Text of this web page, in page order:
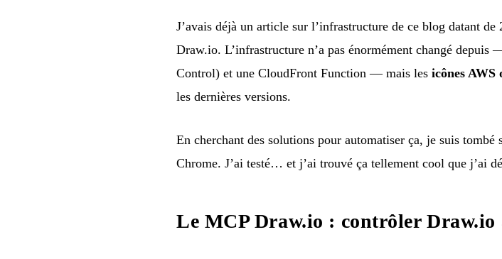
J’avais déjà un article sur l’infrastructure de ce blog datant de
Draw.io. L’infrastructure n’a pas énormément changé
Control) et une CloudFront Function — mais les icônes AWS
les dernières versions.
En cherchant des solutions pour automatiser ça, je suis tombé
Chrome. J’ai testé… et j’ai trouvé ça tellement cool que j’ai
Le MCP Draw.io : contrôler Draw.io